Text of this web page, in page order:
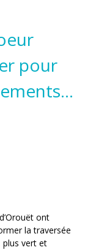
pour
ont
la traversée
plus vert et